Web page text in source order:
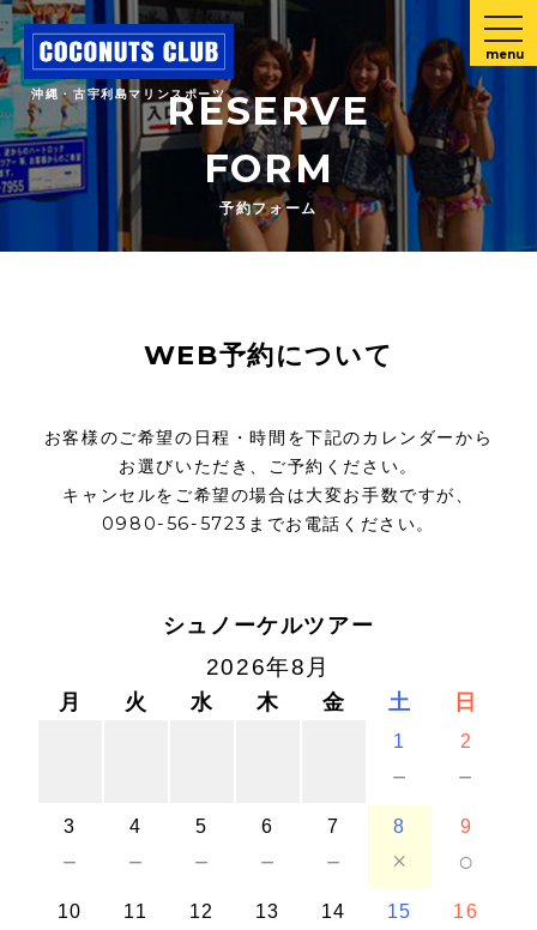
沖縄・古宇利島マリンスポーツ
menu
RESERVE
FORM
予約フォーム
WEB予約について
お客様のご希望の日程・時間を下記のカレンダーから
お選びいただき、ご予約ください。
キャンセルをご希望の場合は大変お手数ですが、
0980-56-5723までお電話ください。
シュノーケルツアー
2026年8月
月 火 水 木 金 土 日
1
－
2
－
3
－
4
－
5
－
6
－
7
－
8
×
9
○
10 11 12 13 14 15 16